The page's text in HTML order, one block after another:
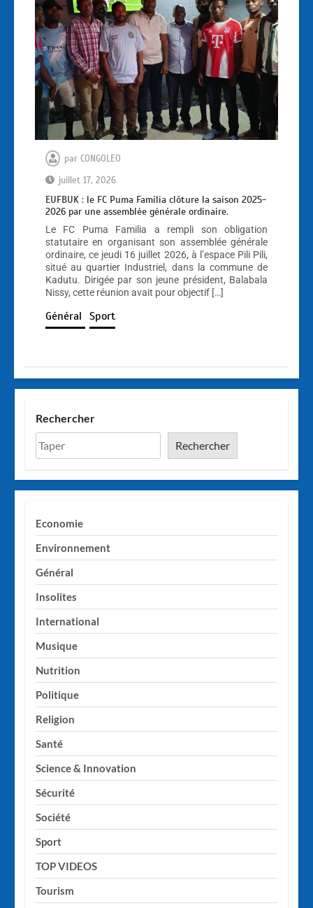
par CONGOLEO
juillet 17, 2026
EUFBUK : le FC Puma Familia clôture la saison 2025-
2026 par une assemblée générale ordinaire.
Le FC Puma Familia a rempli son obligation
statutaire en organisant son assemblée générale
ordinaire, ce jeudi 16 juillet 2026, à l’espace Pili Pili,
situé au quartier Industriel, dans la commune de
Kadutu. Dirigée par son jeune président, Balabala
Nissy, cette réunion avait pour objectif […]
Général Sport
Rechercher
Rechercher
Economie
Environnement
Général
Insolites
International
Musique
Nutrition
Politique
Religion
Santé
Science & Innovation
Sécurité
Société
Sport
TOP VIDEOS
Tourism